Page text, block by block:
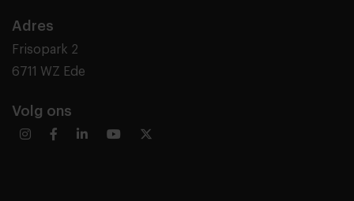
Adres
Frisopark 2
6711 WZ Ede
Volg ons